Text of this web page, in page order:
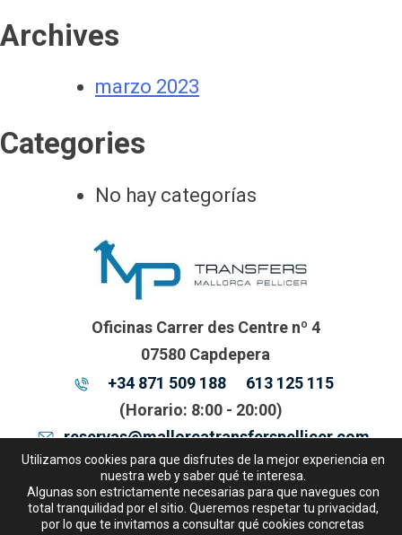
Archives
marzo 2023
Categories
No hay categorías
Oficinas Carrer des Centre nº 4
07580 Capdepera
+34 871 509 188
613 125 115
(Horario: 8:00 - 20:00)
reservas@mallorcatransferspellicer.com
Condiciones del transporte
Utilizamos cookies para que disfrutes de la mejor experiencia en
nuestra web y saber qué te interesa.
Algunas son estrictamente necesarias para que navegues con
total tranquilidad por el sitio. Queremos respetar tu privacidad,
por lo que te invitamos a consultar qué cookies concretas